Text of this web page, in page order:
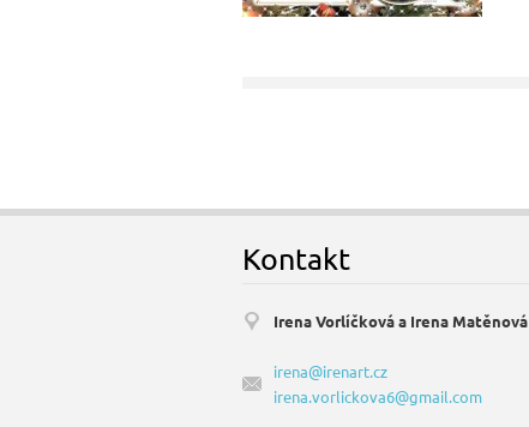
Kontakt
Irena Vorlíčková a Irena Matěnová
irena@irenart.cz
irena.vorlickova6@gmail.com